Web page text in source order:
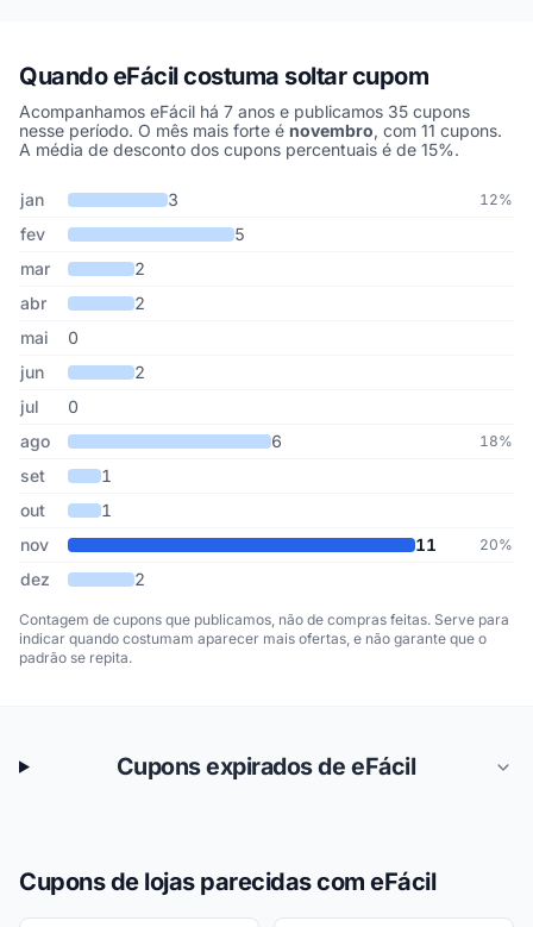
Quando eFácil costuma soltar cupom
Acompanhamos eFácil há 7 anos e publicamos 35 cupons
nesse período. O mês mais forte é novembro, com 11 cupons.
A média de desconto dos cupons percentuais é de 15%.
Cupons de eFácil publicados por mês, somando os últimos 7 anos
Mês Cupons publicados
jan 3 12%
fev
5
mar
2
abr
2
mai
0
jun
2
jul
0
ago
6 18%
set
1
out
1
nov
11 20%
dez 2
Contagem de cupons que publicamos, não de compras feitas. Serve para
indicar quando costumam aparecer mais ofertas, e não garante que o
padrão se repita.
Cupons expirados de eFácil
Cupons de lojas parecidas com eFácil